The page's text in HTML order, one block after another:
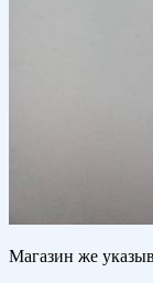
Магазин же